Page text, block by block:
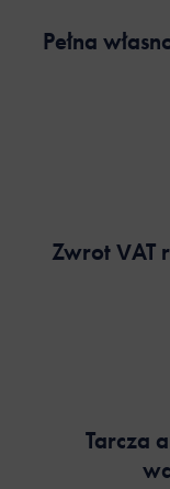
Pełna
Zwrot VAT
Tarcza